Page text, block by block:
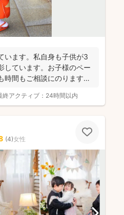
います。私自身も子供が3
しています。お子様のペー
時間もご相談にのります。
終アクティブ： 24時間以内
(4)女性